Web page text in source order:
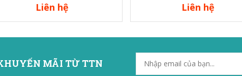
Liên hệ Liên hệ
MÃI TỪ TTN